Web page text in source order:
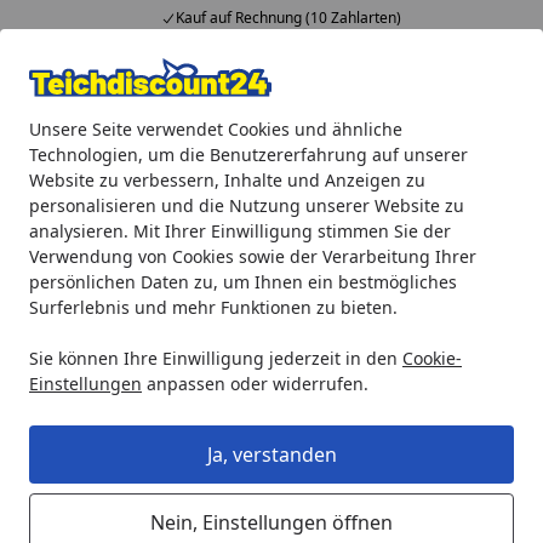
Unsere Seite verwendet Cookies und ähnliche
Technologien, um die Benutzererfahrung auf unserer
Website zu verbessern, Inhalte und Anzeigen zu
personalisieren und die Nutzung unserer Website zu
analysieren. Mit Ihrer Einwilligung stimmen Sie der
Verwendung von Cookies sowie der Verarbeitung Ihrer
persönlichen Daten zu, um Ihnen ein bestmögliches
Surferlebnis und mehr Funktionen zu bieten.
Sie können Ihre Einwilligung jederzeit in den Cookie-
Einstellungen anpassen oder widerrufen.
Ja, verstanden
Nein, Einstellungen öffnen
Kauf auf Rechnung (10 Zahlarten)
Alle Produkte
Mein Konto
Suchen
Startseite
Aquaristik biOrb Dekoration biOrb Pflanzen
biOrb Hornkoralle mittelgroß
dunkelrot (46071)